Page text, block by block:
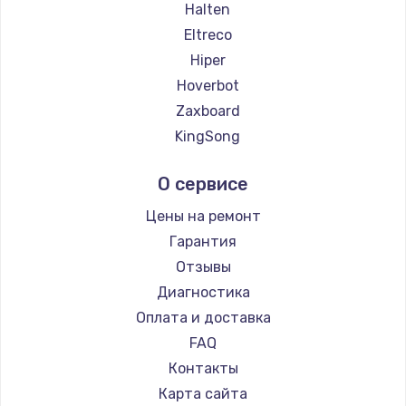
Замена температурного датчика
2500 руб.
Заказать
Замена электроконфорки
1300 руб.
Техобслуживание
Заказать
Установка / подключение / демонтаж
1300 руб.
Заказать
Halten
Eltreco
Hiper
Hoverbot
Zaxboard
KingSong
Midway by Yamato
Hunter
Shorner
Joyor
Bork
Segway
KIRIN
О сервисе
Цены на ремонт
Гарантия
Отзывы
Диагностика
Оплата и доставка
FAQ
Контакты
Карта сайта